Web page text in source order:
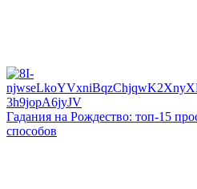
Гадания на Рождество: топ-15
способов